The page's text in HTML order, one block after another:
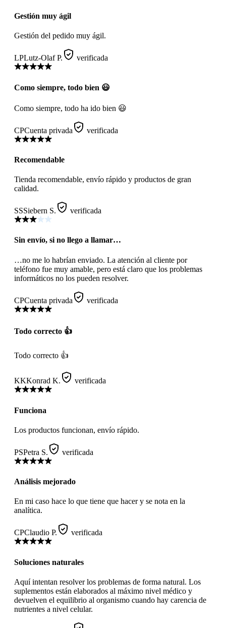
Gestión muy ágil
Gestión del pedido muy ágil.
LPLutz-Olaf P. verificada
Como siempre, todo bien 😃
Como siempre, todo ha ido bien 😃
CPCuenta privada verificada
Recomendable
Tienda recomendable, envío rápido y productos de gran
calidad.
SSSiebern S. verificada
Sin envío, si no llego a llamar…
…no me lo habrían enviado. La atención al cliente por
teléfono fue muy amable, pero está claro que los problemas
informáticos no los pueden resolver.
CPCuenta privada verificada
Todo correcto 👍
Todo correcto 👍
KKKonrad K. verificada
Funciona
Los productos funcionan, envío rápido.
PSPetra S. verificada
Análisis mejorado
En mi caso hace lo que tiene que hacer y se nota en la
analítica.
CPClaudio P. verificada
Soluciones naturales
Aquí intentan resolver los problemas de forma natural. Los
suplementos están elaborados al máximo nivel médico y
devuelven el equilibrio al organismo cuando hay carencia de
nutrientes a nivel celular.